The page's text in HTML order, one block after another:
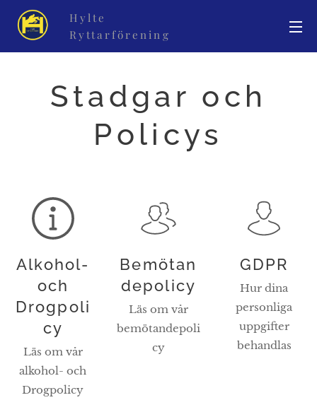
Hylte
Ryttarförening
Stadgar och
Policys
Alkohol-
och
Drogpoli
cy
Läs om vår
alkohol- och
Drogpolicy
Bemötan
depolicy
Läs om vår
bemötandepoli
cy
GDPR
Hur dina
personliga
uppgifter
behandlas